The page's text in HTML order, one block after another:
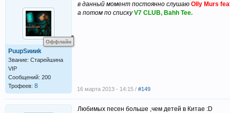
Оффлайн
PuupSиииk
Звание: Старейшина
VIP
Сообщений: 200
Трофеев: 8
в данный момент постоянно слушаю Olly Murs
а потом по списку V7 CLUB, Bahh Tee.
16 марта 2013 - 14:15 / #149
Любимых песен больше ,чем детей в Китае :D